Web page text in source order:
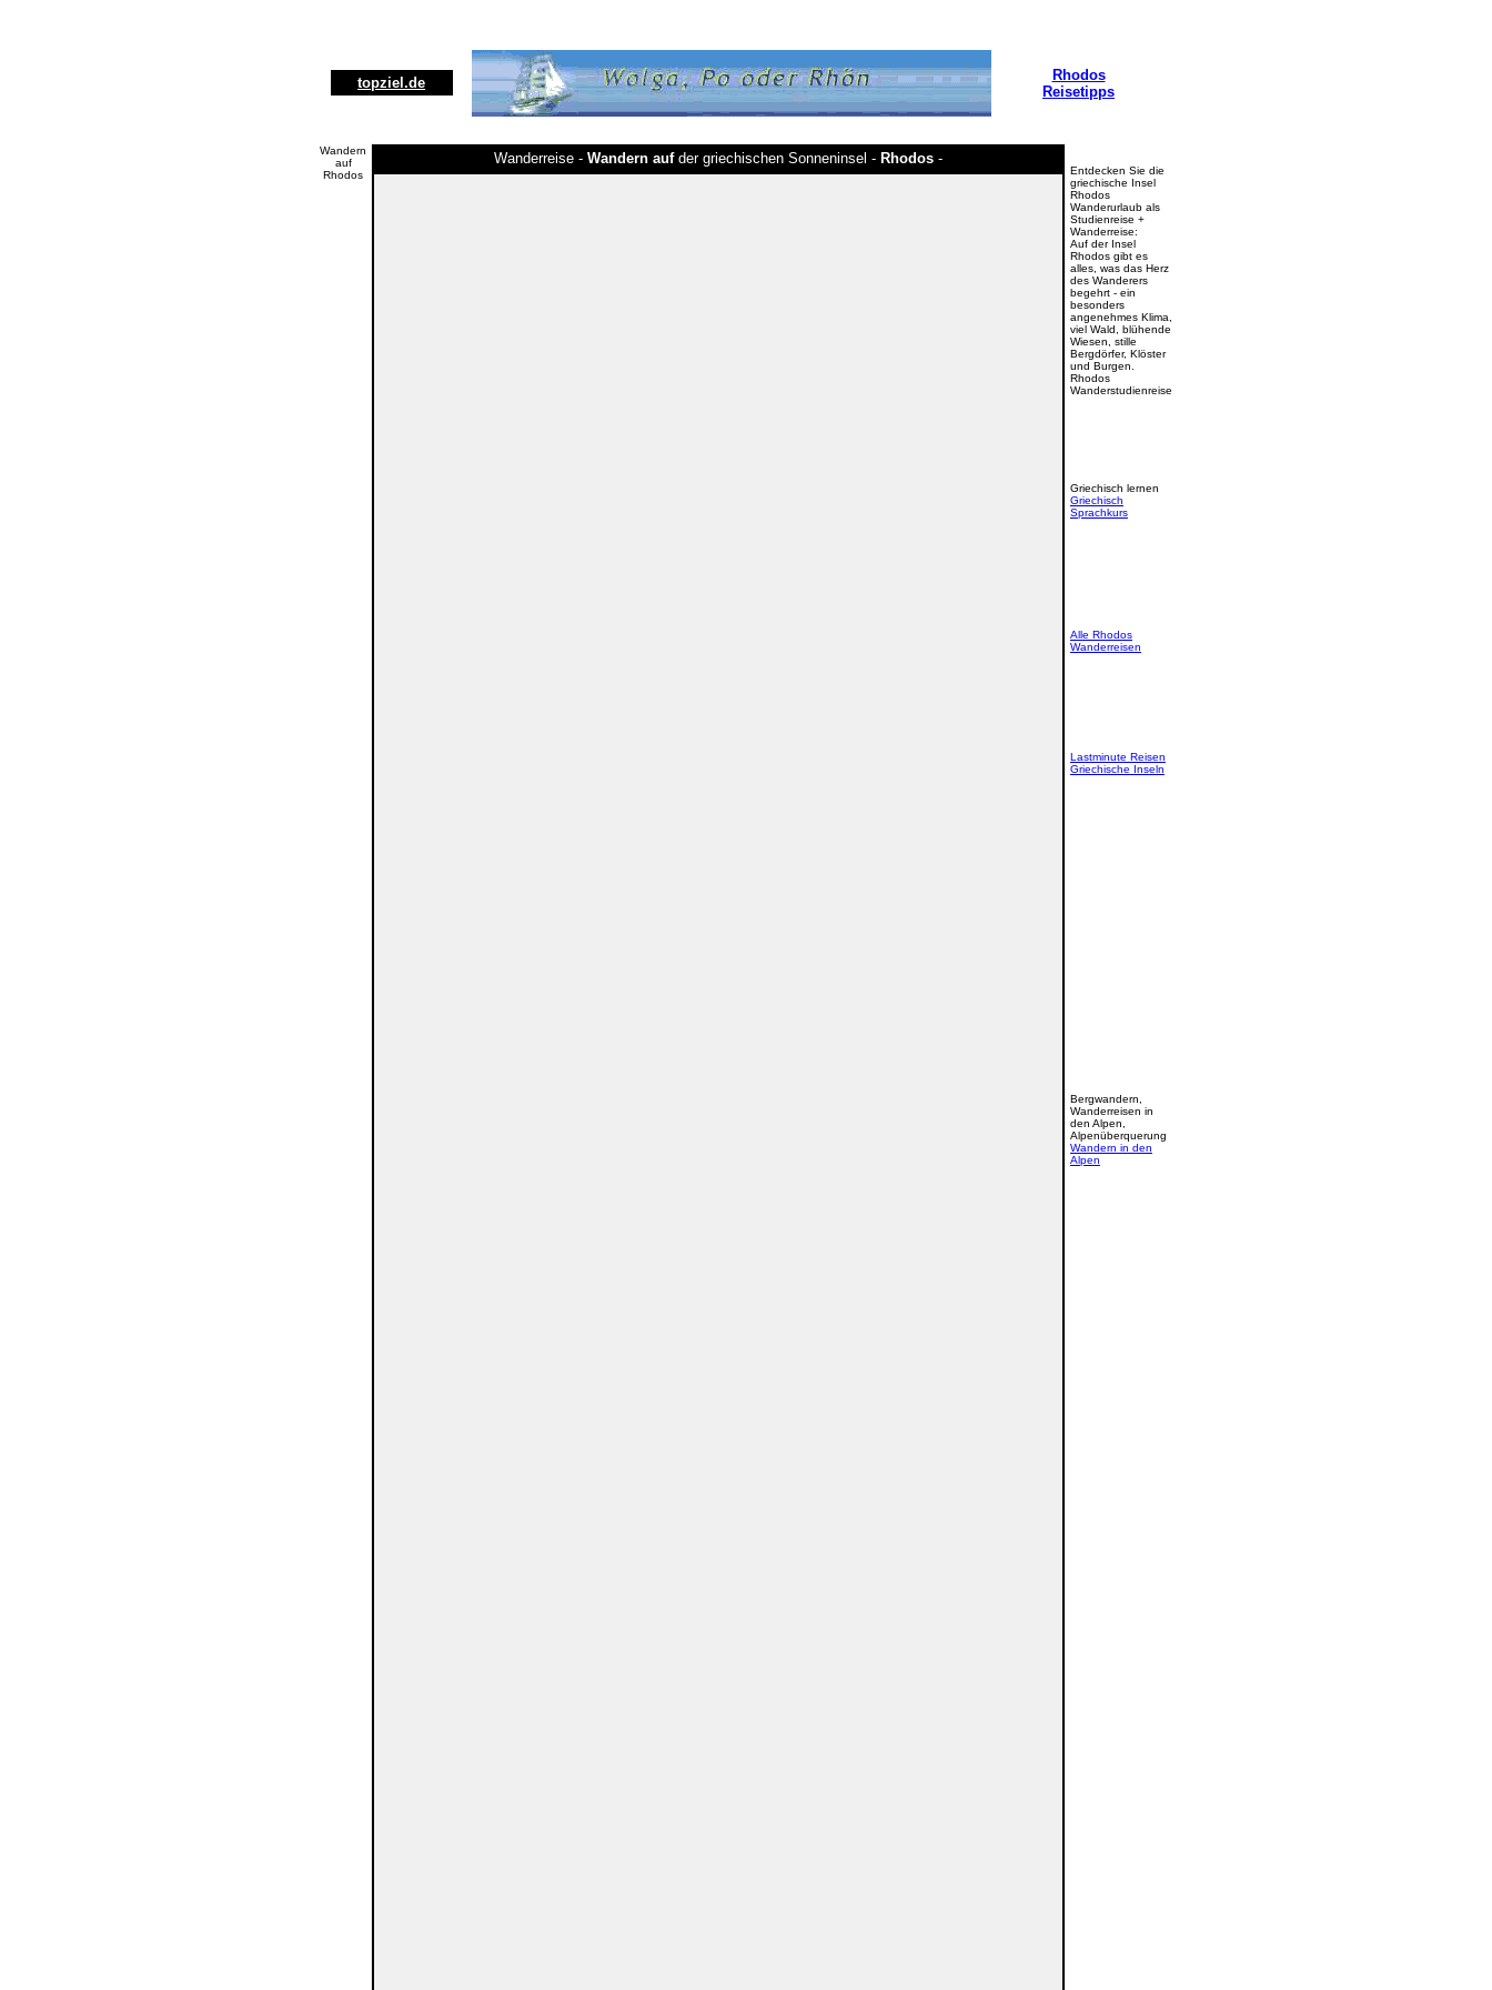
topziel.de
Rhodos
Reisetipps
Wandern
auf
Rhodos
Wanderreise - Wandern aufder griechischen Sonneninsel - Rhodos -
Entdecken Sie die
griechische Insel
Rhodos
Wanderurlaub als
Studienreise +
Wanderreise:
Auf der Insel
Rhodos gibt es
alles, was das Herz
des Wanderers
begehrt - ein
besonders
angenehmes Klima,
viel Wald, blühende
Wiesen, stille
Bergdörfer, Klöster
und Burgen.
Rhodos
Wanderstudienreise
Griechisch lernen
Griechisch
Sprachkurs
Alle Rhodos
Wanderreisen
Lastminute Reisen
Griechische Inseln
Bergwandern,
Wanderreisen in
den Alpen,
Alpenüberquerung
Wandern in den
Alpen